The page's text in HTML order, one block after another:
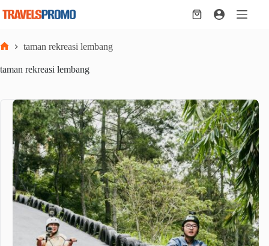
Shopping
taman rekreasi lembang
taman rekreasi lembang